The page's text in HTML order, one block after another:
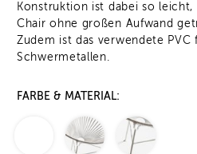
Konstruktion ist dabei so leicht,
Chair ohne großen Aufwand
Zudem ist das verwendete
Schwermetallen.
FARBE & MATERIAL: